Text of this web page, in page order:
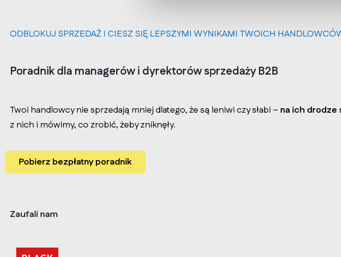
ODBLOKUJ SPRZEDAŻ I CIESZ SIĘ LEPSZYMI WYNIKAMI TWOICH
Poradnik dla managerów i dyrektorów sprzedaży B2B
Twoi handlowcy nie sprzedają mniej dlatego, że są leniwi czy słabi – na ich drodze
z nich i mówimy, co zrobić, żeby zniknęły.
Pobierz bezpłatny poradnik
Zaufali nam